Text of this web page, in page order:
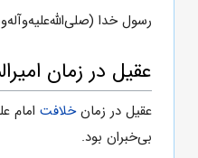
رسول خدا
عقیل در زمان
عقیل در زمانخلافت امام
بی‌خبران بود.